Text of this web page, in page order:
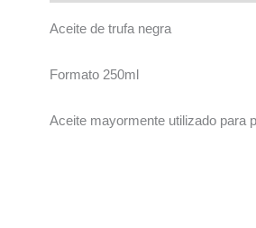
Aceite de trufa negra
Formato 250ml
Aceite mayormente utilizado para